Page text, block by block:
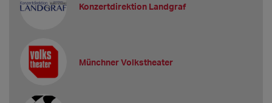
Konzertdirektion Landgraf
Münchner Volkstheater